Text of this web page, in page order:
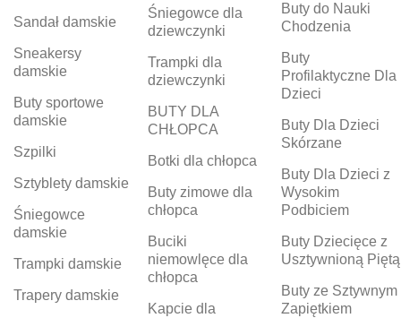
Sandał damskie
Sneakersy
damskie
Buty sportowe
damskie
Szpilki
Sztyblety damskie
Śniegowce
damskie
Trampki damskie
Trapery damskie
Śniegowce dla
dziewczynki
Trampki dla
dziewczynki
BUTY DLA
CHŁOPCA
Botki dla chłopca
Buty zimowe dla
chłopca
Buciki
niemowlęce dla
chłopca
Kapcie dla
Buty do Nauki
Chodzenia
Buty
Profilaktyczne Dla
Dzieci
Buty Dla Dzieci
Skórzane
Buty Dla Dzieci z
Wysokim
Podbiciem
Buty Dziecięce z
Usztywnioną Piętą
Buty ze Sztywnym
Zapiętkiem